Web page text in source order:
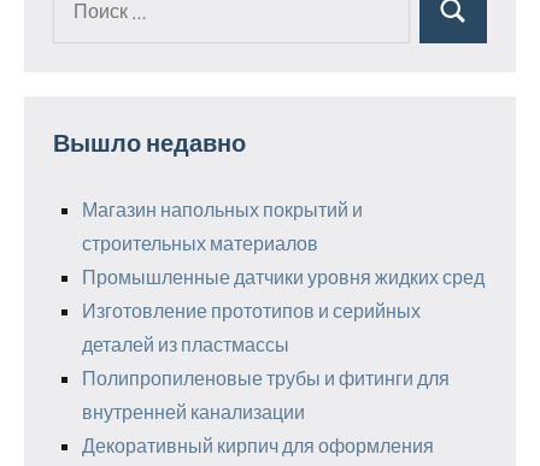
Поиск
Вышло недавно
Магазин напольных покрытий и
строительных материалов
Промышленные датчики уровня жидких сред
Изготовление прототипов и серийных
деталей из пластмассы
Полипропиленовые трубы и фитинги для
внутренней канализации
Декоративный кирпич для оформления